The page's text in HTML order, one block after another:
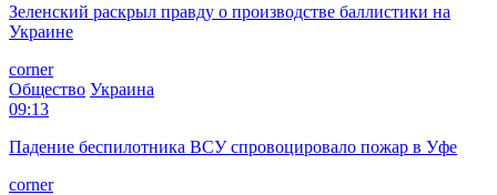
Зеленский раскрыл правду о производстве баллистики на
Украине
corner
Общество Украина
09:13
Падение беспилотника ВСУ спровоцировало пожар в Уфе
corner